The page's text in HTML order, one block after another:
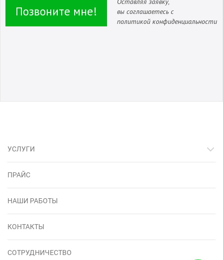
Позвоните мне!
вы соглашаетесь с
политикой конфиденциальности
УСЛУГИ
ПРАЙС
НАШИ РАБОТЫ
КОНТАКТЫ
СОТРУДНИЧЕСТВО